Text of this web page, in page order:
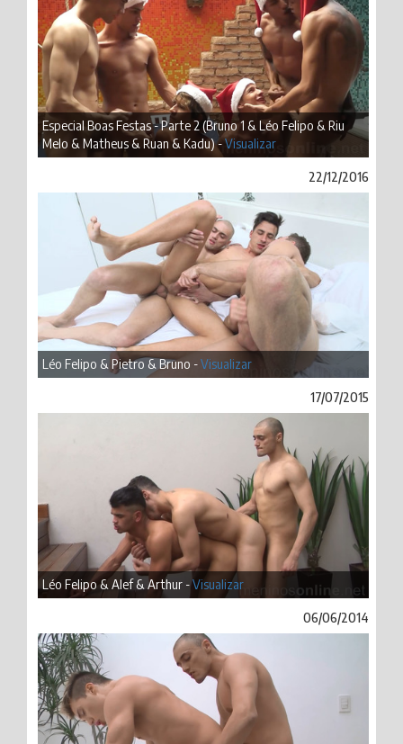
Especial Boas Festas - Parte 2 (Bruno 1 & Léo Felipo & Riu
Melo & Matheus & Ruan & Kadu) -Visualizar
22/12/2016
Léo Felipo & Pietro & Bruno -Visualizar
17/07/2015
Léo Felipo & Alef & Arthur -Visualizar
06/06/2014